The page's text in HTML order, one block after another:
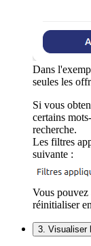
Dans
seules les
Si vous
certains
recherche.
Les filtres
suivante :
Vous
réinitialiser
3. Visualiser